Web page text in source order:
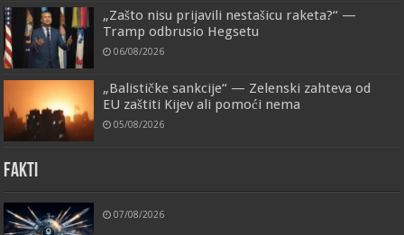
„Zašto nisu prijavili nestašicu raketa?“ —
Tramp odbrusio Hegsetu
06/08/2026
„Balističke sankcije“ — Zelenski zahteva od
EU zaštiti Kijev ali pomoći nema
05/08/2026
FAKTI
07/08/2026